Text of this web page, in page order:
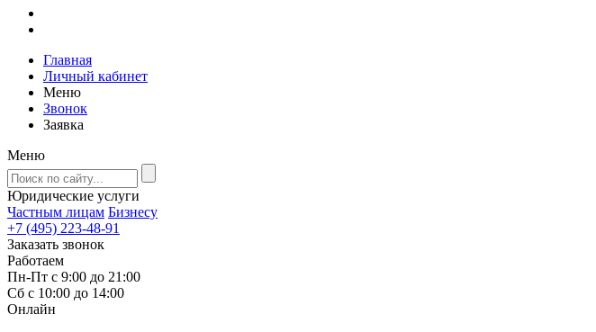
Главная
Личный кабинет
Меню
Звонок
Заявка
Меню
Юридические услуги
Частным лицам Бизнесу
+7 (495) 223-48-91
Заказать звонок
Работаем
Пн-Пт с 9:00 до 21:00
Сб с 10:00 до 14:00
Онлайн